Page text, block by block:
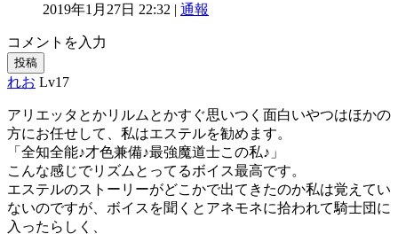
2019年1月27日 22:32 | 通報
コメントを入力
投稿
れお Lv17
アリエッタとかリルムとかすぐ思いつく面白いやつはほかの
方にお任せして、私はエステルを勧めます。
「全知全能♪才色兼備♪最強魔道士この私♪」
こんな感じでリズムとってるボイス最高です。
エステルのストーリーがどこかで出てきたのか私は覚えてい
ないのですが、ボイスを聞くとアネモネに拾われて騎士団に
入ったらしく、